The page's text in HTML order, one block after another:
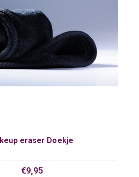
eraser Doekje
€9,95